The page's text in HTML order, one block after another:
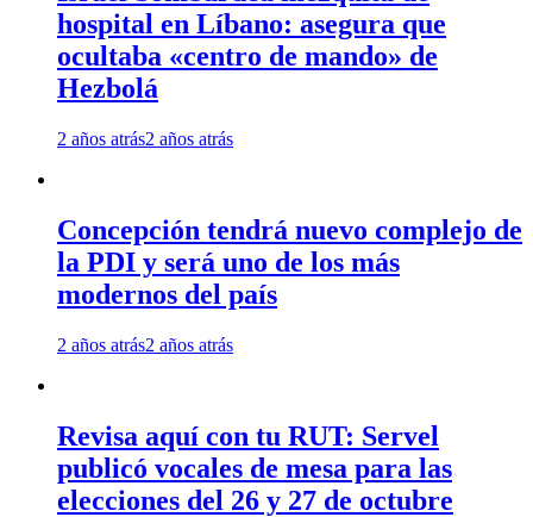
hospital en Líbano: asegura que
ocultaba «centro de mando» de
Hezbolá
2 años atrás2 años atrás
Concepción tendrá nuevo complejo de
la PDI y será uno de los más
modernos del país
2 años atrás2 años atrás
Revisa aquí con tu RUT: Servel
publicó vocales de mesa para las
elecciones del 26 y 27 de octubre